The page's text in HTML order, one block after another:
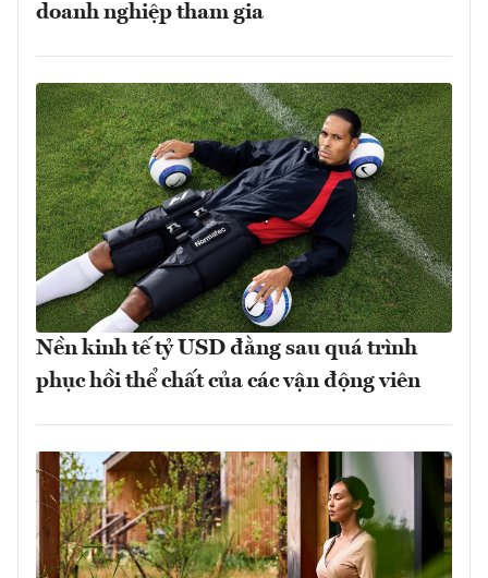
doanh nghiệp tham gia
Nền kinh tế tỷ USD đằng sau quá trình
phục hồi thể chất của các vận động viên